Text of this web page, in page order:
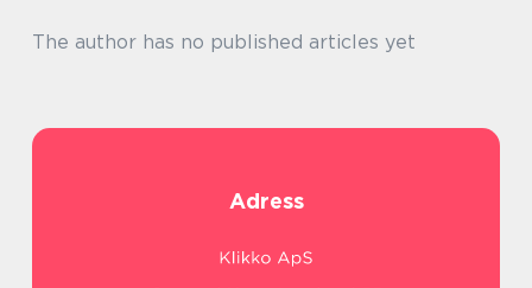
The author has no published articles yet
Adress